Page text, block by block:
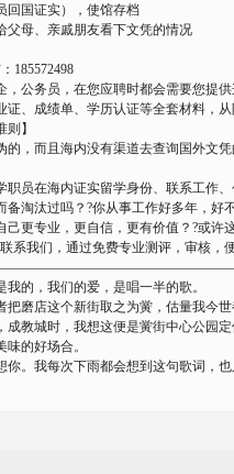
回国证实），使馆存档
父母、亲戚朋友看下文凭的情况
185572498
，公务员，在您应聘时都会需要您提
、成绩单、学历认证等全套材料，
】
的，而且海内没有渠道去查询国外文
职员在海内证实留学身份、联系工
备淘汰过吗？?你从事工作好多年，
己更专业，更自信，更有价值？?或许
系我们，通过免费专业测评，审核
的，我们的爱，是唱一半的歌。
把磨店这个新街取之为黉，估量我今
成教城时，我想这便是黉街中心公园
的好场合。
你。我每次下雨都会想到这句歌词，